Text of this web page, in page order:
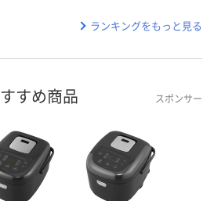
ランキングをもっと見る
すめ商品 スポンサー